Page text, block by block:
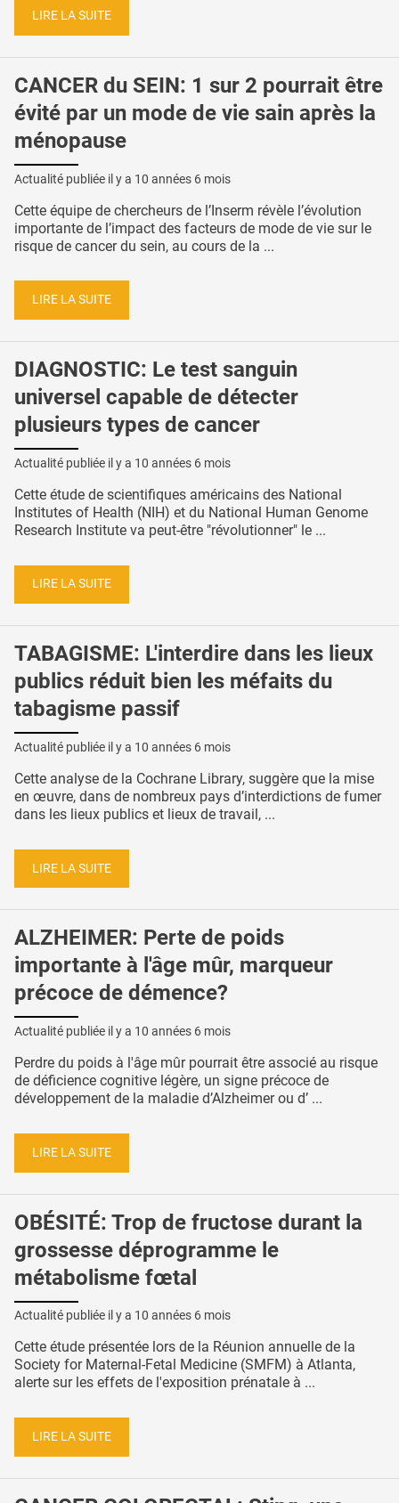
LIRE LA SUITE
CANCER du SEIN: 1 sur 2 pourrait être
évité par un mode de vie sain après la
ménopause
Actualité publiée il y a 10 années 6 mois
Cette équipe de chercheurs de l’Inserm révèle l’évolution
importante de l’impact des facteurs de mode de vie sur le
risque de cancer du sein, au cours de la ...
LIRE LA SUITE
DIAGNOSTIC: Le test sanguin
universel capable de détecter
plusieurs types de cancer
Actualité publiée il y a 10 années 6 mois
Cette étude de scientifiques américains des National
Institutes of Health (NIH) et du National Human Genome
Research Institute va peut-être "révolutionner" le ...
LIRE LA SUITE
TABAGISME: L'interdire dans les lieux
publics réduit bien les méfaits du
tabagisme passif
Actualité publiée il y a 10 années 6 mois
Cette analyse de la Cochrane Library, suggère que la mise
en œuvre, dans de nombreux pays d’interdictions de fumer
dans les lieux publics et lieux de travail, ...
LIRE LA SUITE
ALZHEIMER: Perte de poids
importante à l'âge mûr, marqueur
précoce de démence?
Actualité publiée il y a 10 années 6 mois
Perdre du poids à l'âge mûr pourrait être associé au risque
de déficience cognitive légère, un signe précoce de
développement de la maladie d’Alzheimer ou d’ ...
LIRE LA SUITE
OBÉSITÉ: Trop de fructose durant la
grossesse déprogramme le
métabolisme fœtal
Actualité publiée il y a 10 années 6 mois
Cette étude présentée lors de la Réunion annuelle de la
Society for Maternal-Fetal Medicine (SMFM) à Atlanta,
alerte sur les effets de l'exposition prénatale à ...
LIRE LA SUITE